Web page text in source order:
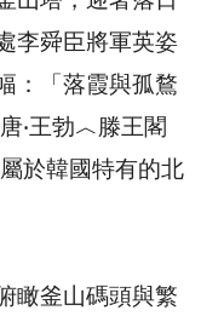
李舜臣將軍英姿
：「落霞與孤鶩
‧王勃︿滕王閣
於韓國特有的北
瞰釜山碼頭與繁